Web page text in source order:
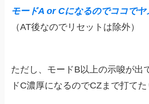
モードA or Cになるのでココで
（AT後なのでリセットは除外）
ただし、モードB以上の示唆が出
ドC濃厚になるのでCZまで打てた